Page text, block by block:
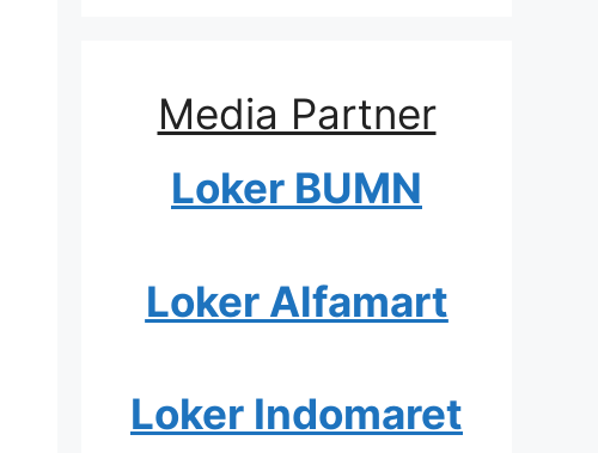
Media Partner
Loker BUMN
Loker Alfamart
Loker Indomaret